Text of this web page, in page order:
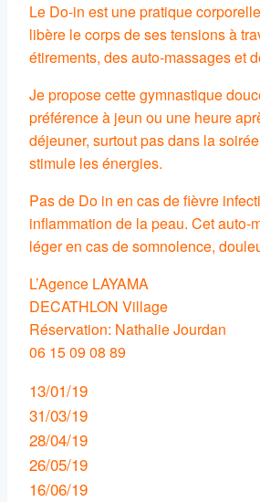
Le Do-in est une pratique
libère le corps de ses tensions à
étirements, des auto-massages et
Je propose cette gymnastique
préférence à jeun ou une heure
déjeuner, surtout pas dans la
stimule les énergies.
Pas de Do in en cas de fièvre
inflammation de la peau. Cet auto-
léger en cas de somnolence,
L’Agence LAYAMA
DECATHLON Village
Réservation: Nathalie Jourdan
06 15 09 08 89
13/01/19
31/03/19
28/04/19
26/05/19
16/06/19